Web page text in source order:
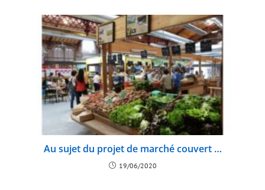
Au sujet du projet de marché couvert …
19/06/2020